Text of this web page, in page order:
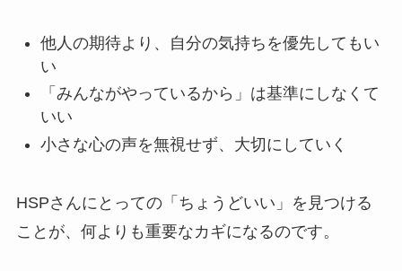
他人の期待より、自分の気持ちを優先してもい
い
「みんながやっているから」は基準にしなくて
いい
小さな心の声を無視せず、大切にしていく
HSPさんにとっての「ちょうどいい」を見つける
ことが、何よりも重要なカギになるのです。